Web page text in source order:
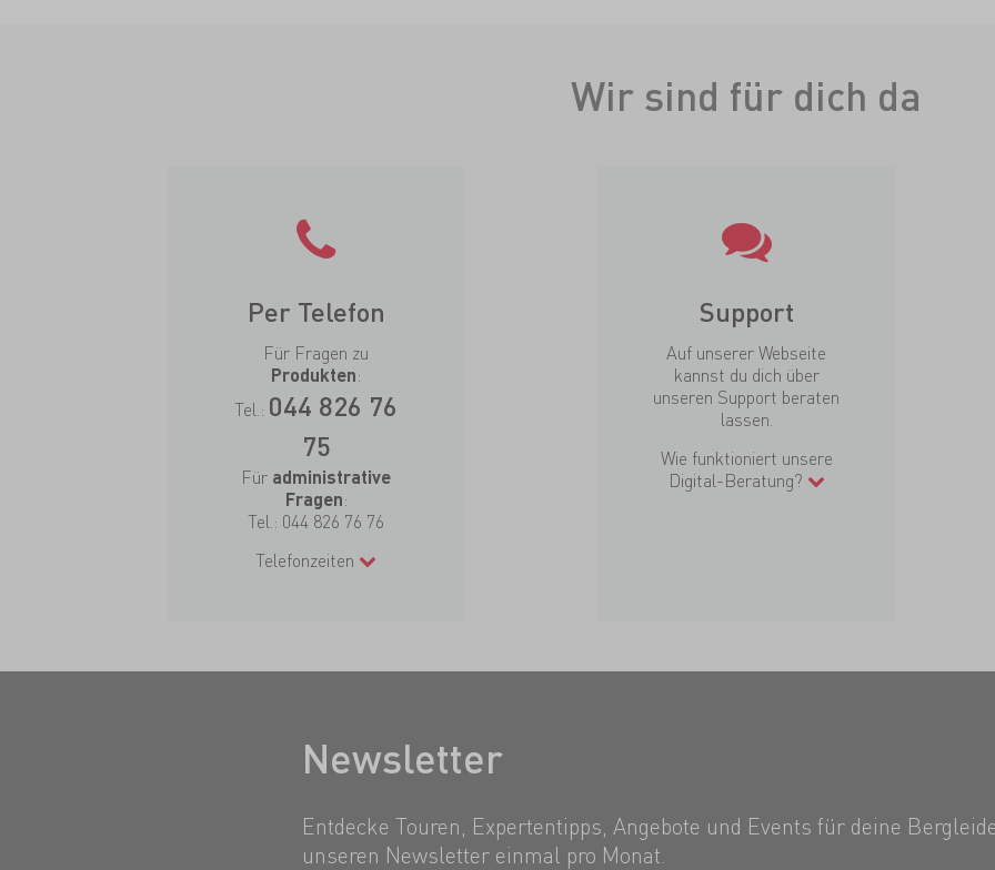
Wir sind für dich da
Per Telefon
Für Fragen zu
Produkten:
Tel.: 044 826 76
75
Für administrative
Fragen:
Tel.: 044 826 76 76
Telefonzeiten
Support
Auf unserer Webseite
kannst du dich über
unseren Support beraten
lassen.
Wie funktioniert unsere
Digital-Beratung?
Newsletter
Entdecke Touren, Expertentipps, Angebote und Events für deine
unseren Newsletter einmal pro Monat.